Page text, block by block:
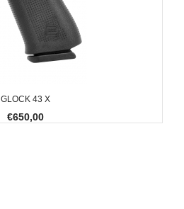
GLOCK 43 X
€650,00